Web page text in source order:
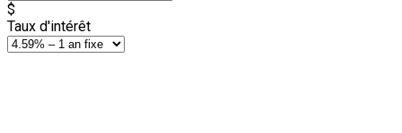
$
Taux d'intérêt